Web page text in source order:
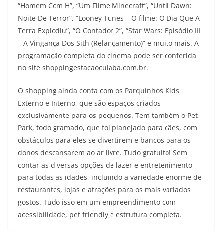
“Homem Com H”, “Um Filme Minecraft”, “Until Dawn:
Noite De Terror”, “Looney Tunes – O filme: O Dia Que A
Terra Explodiu”, “O Contador 2”, “Star Wars: Episódio III
– A Vingança Dos Sith (Relançamento)” e muito mais. A
programação completa do cinema pode ser conferida
no site shoppingestacaocuiaba.com.br.
O shopping ainda conta com os Parquinhos Kids
Externo e Interno, que são espaços criados
exclusivamente para os pequenos. Tem também o Pet
Park, todo gramado, que foi planejado para cães, com
obstáculos para eles se divertirem e bancos para os
donos descansarem ao ar livre. Tudo gratuito! Sem
contar as diversas opções de lazer e entretenimento
para todas as idades, incluindo a variedade enorme de
restaurantes, lojas e atrações para os mais variados
gostos. Tudo isso em um empreendimento com
acessibilidade, pet friendly e estrutura completa.